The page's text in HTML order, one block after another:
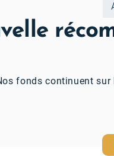
fonds continuent sur